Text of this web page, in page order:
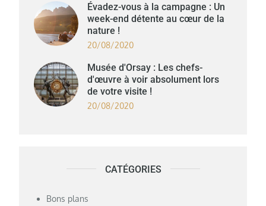
Évadez-vous à la campagne : Un
week-end détente au cœur de la
nature !
20/08/2020
Musée d'Orsay : Les chefs-
d'œuvre à voir absolument lors
de votre visite !
20/08/2020
CATÉGORIES
Bons plans